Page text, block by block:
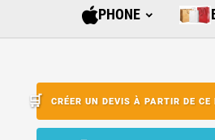
PHONE
CRÉER UN DEVIS À PARTIR DE CE